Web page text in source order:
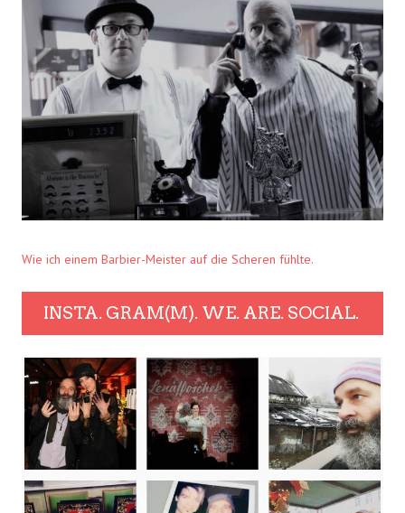
Wie ich einem Barbier-Meister auf die Scheren fühlte.
INSTA. GRAM(M). WE. ARE. SOCIAL.